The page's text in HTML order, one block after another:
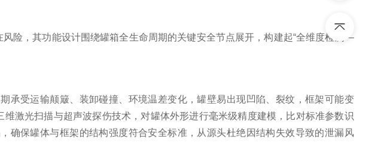
险，其功能设计围绕罐箱全生命周期的关键安全节点展开，构建起“全维度检测—
受运输颠簸、装卸碰撞、环境温差变化，罐壁易出现凹陷、裂纹，框架可能变
激光扫描与超声波探伤技术，对罐体外形进行毫米级精度建模，比对标准参数识
确保罐体与框架的结构强度符合安全标准，从源头杜绝因结构失效导致的泄漏风